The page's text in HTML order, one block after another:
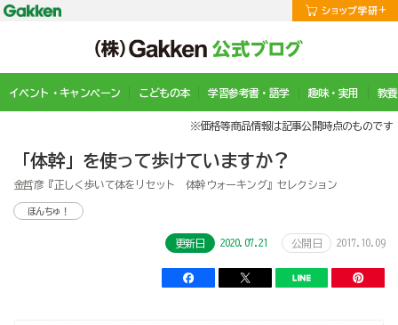
イベント・キャンペーン こどもの本 学習参考書・語学 趣味・実用 教
※価格等商品情報は記事公開時点のものです
「体幹」を使って歩けていますか？
金哲彦『正しく歩いて体をリセット 体幹ウォーキング』セレクション
ほんちゅ！
更新日 2020.07.21 公開日 2017.10.09